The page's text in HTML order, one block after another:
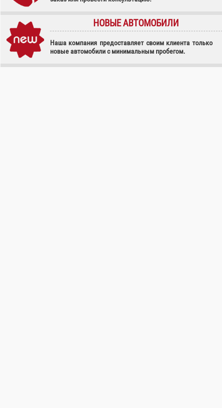
НОВЫЕ АВТОМОБИЛИ
Наша компания предоставляет своим клиента только
новые автомобили с минимальным пробегом.